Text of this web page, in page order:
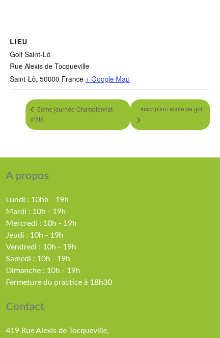
LIEU
Golf Saint-Lô
Rue Alexis de Tocqueville
Saint-Lô, 50000 France + Google Map
5éme journée Championnat
d’été
Inscription école de golf
A propos
Lundi : 10hh - 19h
Mardi : 10h - 19h
Mercredi : 10h - 19h
Jeudi : 10h - 19h
Vendredi : 10h - 19h
Samedi : 10h - 19h
Dimanche : 10h - 19h
Fermeture du practice à 18h30
Contact
419 Rue Alexis de Tocqueville,